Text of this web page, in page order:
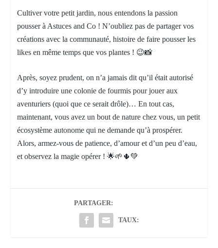
Cultiver votre petit jardin, nous entendons la passion
pousser à Astuces and Co ! N’oubliez pas de partager vos
créations avec la communauté, histoire de faire pousser les
likes en même temps que vos plantes ! 😉📸
Après, soyez prudent, on n’a jamais dit qu’il était autorisé
d’y introduire une colonie de fourmis pour jouer aux
aventuriers (quoi que ce serait drôle)… En tout cas,
maintenant, vous avez un bout de nature chez vous, un petit
écosystème autonome qui ne demande qu’à prospérer.
Alors, armez-vous de patience, d’amour et d’un peu d’eau,
et observez la magie opérer ! 🌟🌱🌵💚
PARTAGER:
TAUX: